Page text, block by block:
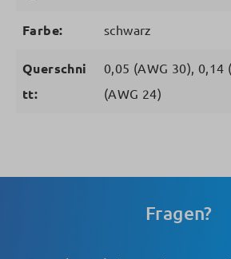
Farbe: schwarz
Querschni
tt:
0,05 (AWG 30), 0,14
(AWG 24)
Fragen?